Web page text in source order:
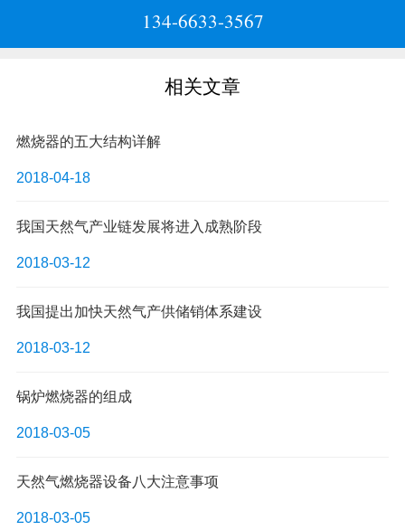
134-6633-3567
相关文章
燃烧器的五大结构详解
2018-04-18
我国天然气产业链发展将进入成熟阶段
2018-03-12
我国提出加快天然气产供储销体系建设
2018-03-12
锅炉燃烧器的组成
2018-03-05
天然气燃烧器设备八大注意事项
2018-03-05